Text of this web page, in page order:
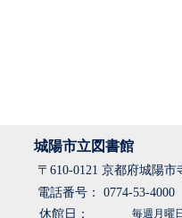
城陽市立図書館
〒610-0121 京都府城陽
電話番号： 0774-53-4000
休館日：
毎週月曜